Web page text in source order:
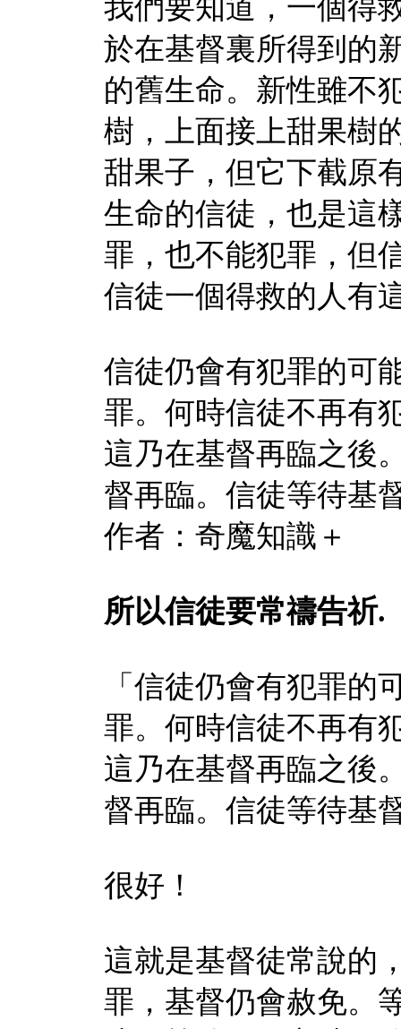
我們要知道，一個得
於在基督裏所得到的
的舊生命。新性雖不
樹，上面接上甜果樹
甜果子，但它下截原
生命的信徒，也是這
罪，也不能犯罪，但
信徒一個得救的人有
信徒仍會有犯罪的可
罪。何時信徒不再有
這乃在基督再臨之後
督再臨。信徒等待基
作者：奇魔知識＋
所以信徒要常禱告祈.
「信徒仍會有犯罪的
罪。何時信徒不再有
這乃在基督再臨之後
督再臨。信徒等待基
很好！
這就是基督徒常說的
罪，基督仍會赦免。